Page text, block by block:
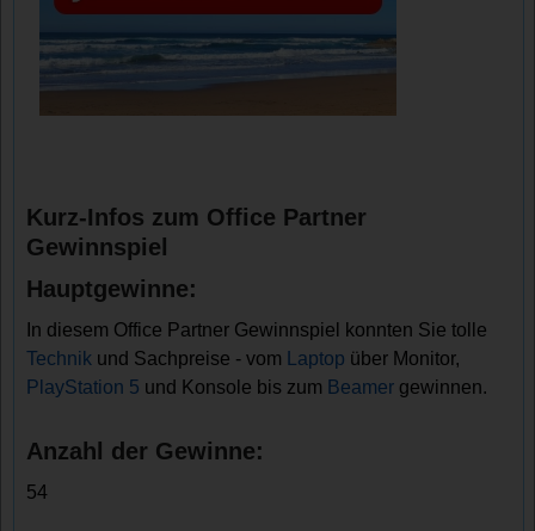
Kurz-Infos zum Office Partner
Gewinnspiel
Hauptgewinne:
In diesem Office Partner Gewinnspiel konnten Sie tolle
Technik und Sachpreise - vom Laptop über Monitor,
PlayStation 5 und Konsole bis zum Beamer gewinnen.
Anzahl der Gewinne:
54